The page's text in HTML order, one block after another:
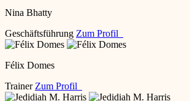
Nina Bhatty
Geschäftsführung Zum Profil
Félix Domes
Trainer Zum Profil